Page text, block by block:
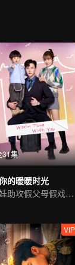
31集
的暖暖时光
萌娃助攻假父母假戏真做
VIP